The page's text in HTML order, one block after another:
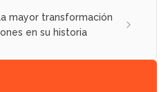
mayor transformación
en su historia